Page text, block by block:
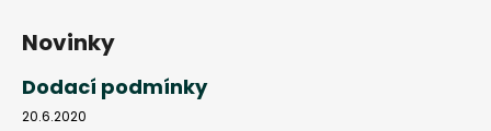
Novinky
Dodací podmínky
20.6.2020